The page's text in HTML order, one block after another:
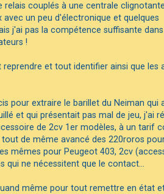
relais couplés à une centrale
un peu d'électronique et quelques
j'ai pas la compétence suffisante
!
et tout identifier ainsi que les
pour extraire le barillet du Neiman qui
et qui présentait pas mal de jeu, j'ai
de 2cv 1er modèles, à un tarif
tout de même avancé des 220roros
mêmes pour Peugeot 403, 2cv
qui ne nécessitent que le contact...
même pour tout remettre en état